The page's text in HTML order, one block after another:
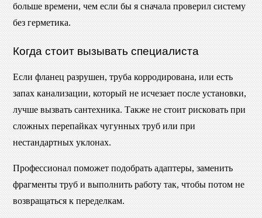
больше времени, чем если бы я сначала проверил систему
без герметика.
Когда стоит вызывать специалиста
Если фланец разрушен, труба корродирована, или есть
запах канализации, который не исчезает после установки,
лучше вызвать сантехника. Также не стоит рисковать при
сложных перепайках чугунных труб или при
нестандартных уклонах.
Профессионал поможет подобрать адаптеры, заменить
фрагменты труб и выполнить работу так, чтобы потом не
возвращаться к переделкам.